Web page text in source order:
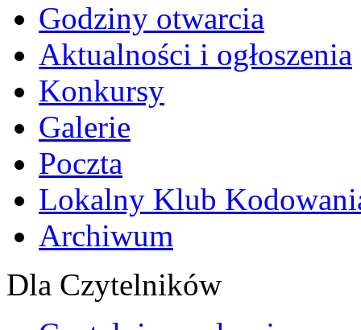
Godziny otwarcia
Aktualności i ogłoszenia
Konkursy
Galerie
Poczta
Lokalny Klub
Archiwum
Dla Czytelników